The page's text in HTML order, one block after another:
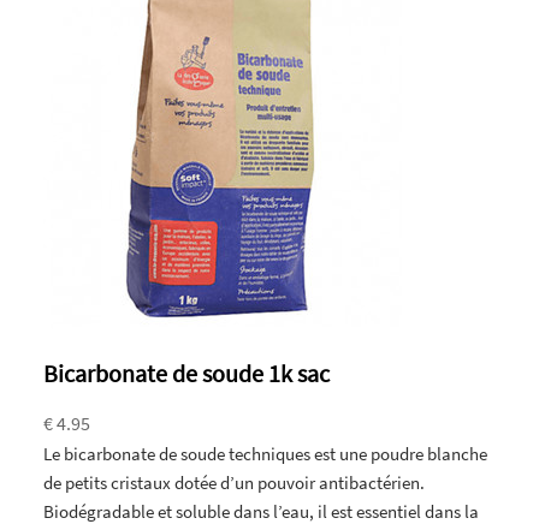
Bicarbonate de soude 1k sac
€ 4.95
Le bicarbonate de soude techniques est une poudre blanche
de petits cristaux dotée d’un pouvoir antibactérien.
Biodégradable et soluble dans l’eau, il est essentiel dans la